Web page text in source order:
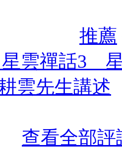
推薦
星雲禪話3
雲先生講述
查看全部評